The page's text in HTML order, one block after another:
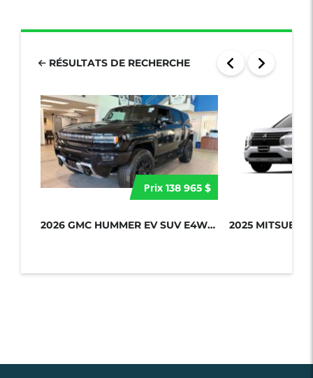
RÉSULTATS DE RECHERCHE
Prix 138 965 $
2026 GMC HUMMER EV SUV E4WD 4DR 2X...